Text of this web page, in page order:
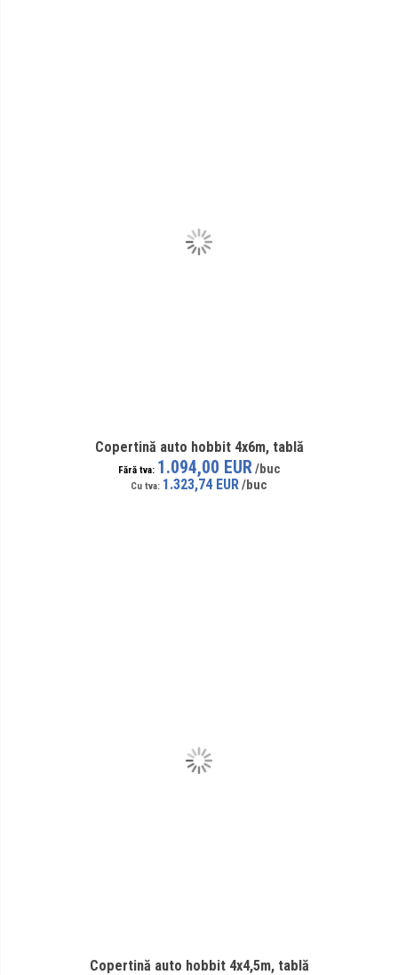
Copertină auto hobbit 4x6m, tablă
1.323,74 EUR
1.094,00 EUR
Copertină auto hobbit 4x4,5m, tablă